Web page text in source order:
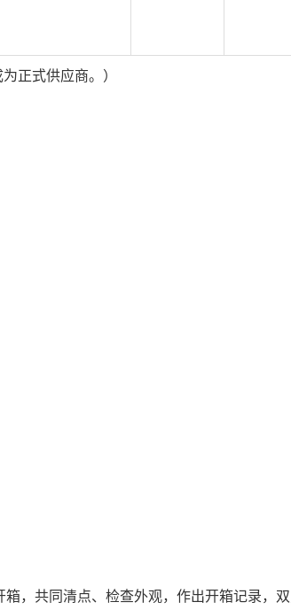
正式供应商。）
，共同清点、检查外观，作出开箱记录，